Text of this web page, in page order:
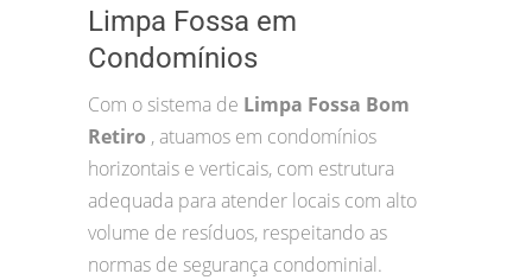
Limpa Fossa em
Condomínios
Com o sistema de Limpa Fossa Bom
Retiro , atuamos em condomínios
horizontais e verticais, com estrutura
adequada para atender locais com alto
volume de resíduos, respeitando as
normas de segurança condominial.